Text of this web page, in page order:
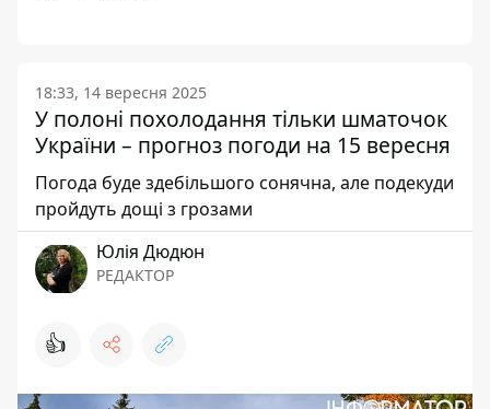
18:33, 14 вересня 2025
У полоні похолодання тільки шматочок
України – прогноз погоди на 15 вересня
Погода буде здебільшого сонячна, але подекуди
пройдуть дощі з грозами
Юлія Дюдюн
РЕДАКТОР
👍